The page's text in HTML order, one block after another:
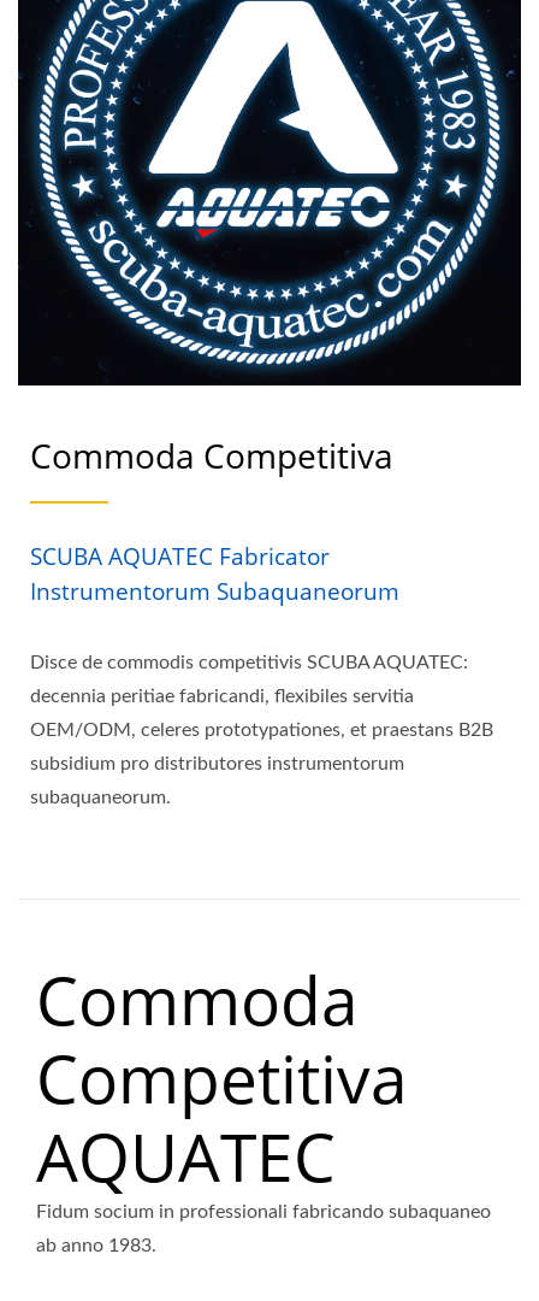
Commoda Competitiva
SCUBA AQUATEC Fabricator
Instrumentorum Subaquaneorum
Disce de commodis competitivis SCUBA AQUATEC:
decennia peritiae fabricandi, flexibiles servitia
OEM/ODM, celeres prototypationes, et praestans B2B
subsidium pro distributores instrumentorum
subaquaneorum.
Commoda
Competitiva
AQUATEC
Fidum socium in professionali fabricando subaquaneo
ab anno 1983.